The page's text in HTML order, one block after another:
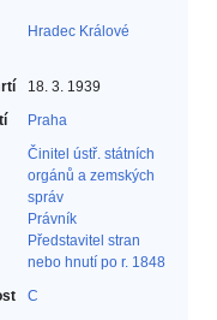
Hradec Králové
18. 3. 1939
Praha
Činitel ústř. státních
orgánů a zemských
správ‎
Právník‎
Představitel stran
nebo hnutí po r. 1848‎
C